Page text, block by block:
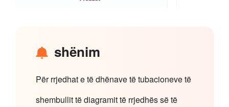
shënim
Për rrjedhat e të dhënave të tubacioneve të
shembullit të diagramit të rrjedhës së të